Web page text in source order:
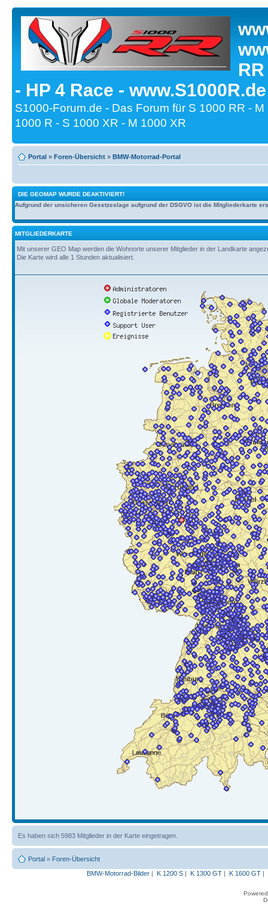
- HP 4 Race -
S1000-Forum.de - Das Forum für S 1000 RR -
1000 R - S 1000 XR - M 1000 XR
Portal » Foren-Übersicht » BMW-Motorrad-Portal
DIE GEOMAP WURDE DEAKTIVIERT!
Aufgrund der unsicheren Gesetzeslage aufgrund der DSGVO ist die Mitgliederkarte
MITGLIEDERKARTE
Mit unserer GEO Map werden die Wohnorte unserer Mitglieder in der Landkarte
Die Karte wird alle 1 Stunden aktualisiert.
Es haben sich 5983 Mitglieder in der Karte eingetragen.
Portal » Foren-Übersicht
BMW-Motorrad-Bilder| K 1200 S| K 1300 GT| K 1600 GT|